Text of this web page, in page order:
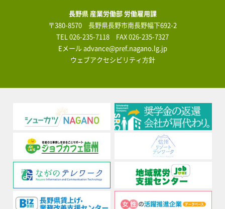
長野県 産業労働部 労働雇用課
〒380-8570 長野県長野市南長野幅下692-2
TEL026-235-7118 FAX 026-235-7327
Eメールadvance@pref.nagano.lg.jp
ウェブアクセシビリティ方針